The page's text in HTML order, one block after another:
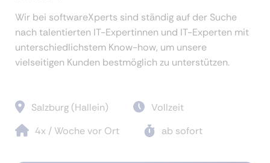
Wir bei softwareXperts sind ständig auf der Suche
nach talentierten IT-Expertinnen und IT-Experten mit
unterschiedlichstem Know-how, um unsere
vielseitigen Kunden bestmöglich zu unterstützen.
Salzburg (Hallein)
Vollzeit
4x / Woche vor Ort
ab sofort